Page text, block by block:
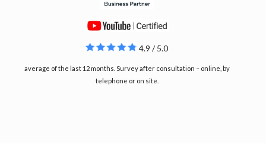
4.9 / 5.0
average of the last 12 months. Survey after consultation – online, by
telephone or on site.